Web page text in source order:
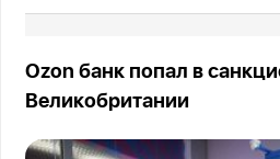
Ozon банк попал в
Великобритании